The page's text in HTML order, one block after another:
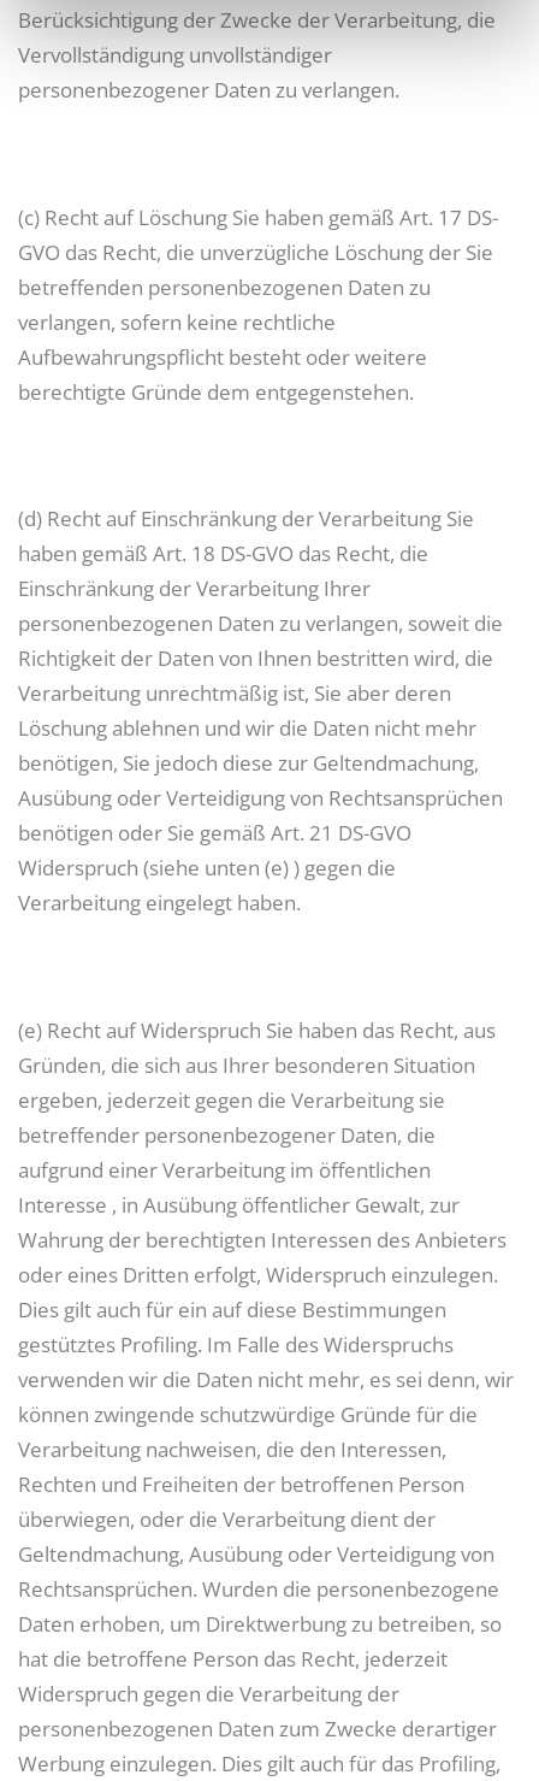
Berücksichtigung der Zwecke der Verarbeitung, die
Vervollständigung unvollständiger
personenbezogener Daten zu verlangen.
(c) Recht auf Löschung Sie haben gemäß Art. 17 DS-
GVO das Recht, die unverzügliche Löschung der Sie
betreffenden personenbezogenen Daten zu
verlangen, sofern keine rechtliche
Aufbewahrungspflicht besteht oder weitere
berechtigte Gründe dem entgegenstehen.
(d) Recht auf Einschränkung der Verarbeitung Sie
haben gemäß Art. 18 DS-GVO das Recht, die
Einschränkung der Verarbeitung Ihrer
personenbezogenen Daten zu verlangen, soweit die
Richtigkeit der Daten von Ihnen bestritten wird, die
Verarbeitung unrechtmäßig ist, Sie aber deren
Löschung ablehnen und wir die Daten nicht mehr
benötigen, Sie jedoch diese zur Geltendmachung,
Ausübung oder Verteidigung von Rechtsansprüchen
benötigen oder Sie gemäß Art. 21 DS-GVO
Widerspruch (siehe unten (e) ) gegen die
Verarbeitung eingelegt haben.
(e) Recht auf Widerspruch Sie haben das Recht, aus
Gründen, die sich aus Ihrer besonderen Situation
ergeben, jederzeit gegen die Verarbeitung sie
betreffender personenbezogener Daten, die
aufgrund einer Verarbeitung im öffentlichen
Interesse , in Ausübung öffentlicher Gewalt, zur
Wahrung der berechtigten Interessen des Anbieters
oder eines Dritten erfolgt, Widerspruch einzulegen.
Dies gilt auch für ein auf diese Bestimmungen
gestütztes Profiling. Im Falle des Widerspruchs
verwenden wir die Daten nicht mehr, es sei denn, wir
können zwingende schutzwürdige Gründe für die
Verarbeitung nachweisen, die den Interessen,
Rechten und Freiheiten der betroffenen Person
überwiegen, oder die Verarbeitung dient der
Geltendmachung, Ausübung oder Verteidigung von
Rechtsansprüchen. Wurden die personenbezogene
Daten erhoben, um Direktwerbung zu betreiben, so
hat die betroffene Person das Recht, jederzeit
Widerspruch gegen die Verarbeitung der
personenbezogenen Daten zum Zwecke derartiger
Werbung einzulegen. Dies gilt auch für das Profiling,